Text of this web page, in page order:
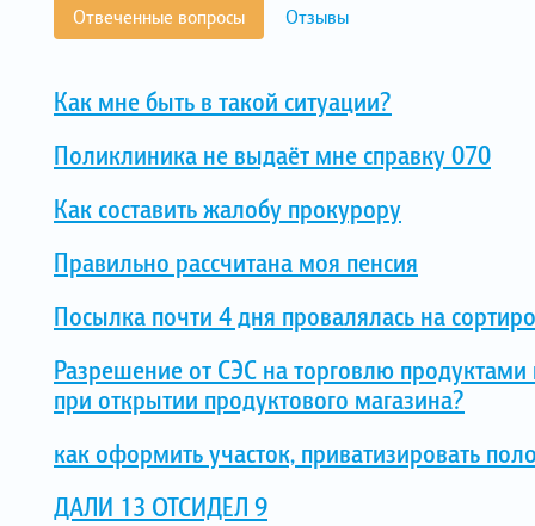
Отвеченные вопросы Отзывы
Как мне быть в такой ситуации?
Поликлиника не выдаёт мне справку 070
Как составить жалобу прокурору
Правильно рассчитана моя пенсия
Посылка почти 4 дня провалялась на
Разрешение от СЭС на торговлю
при открытии продуктового магазина?
как оформить участок, приватизировать
ДАЛИ 13 ОТСИДЕЛ 9